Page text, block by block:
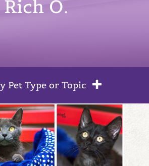
Rich O.
Pet Type or Topic